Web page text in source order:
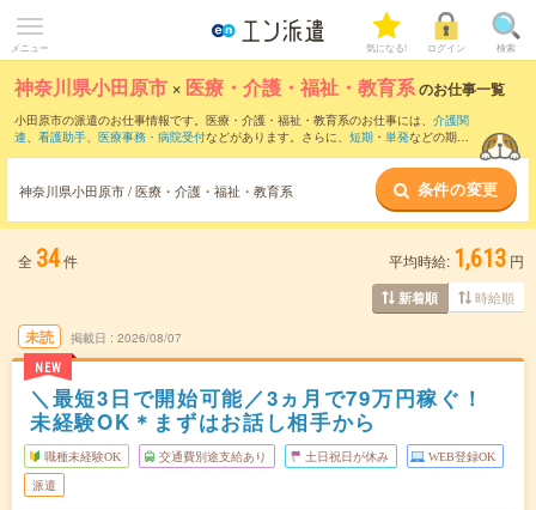
メニュー 気になる! ログイン 検索
神奈川県小田原市 × 医療・介護・福祉・教育系のお仕事一覧
小田原市の派遣のお仕事情報です。医療・介護・福祉・教育系のお仕事には、 介護関
連、 看護助手、 医療事務・病院受付などがあります。さらに、 短期 ・ 単発などの期間
神奈川県小田原市 / 医療・介護・福祉・教育系 条件の変更
全 34件 平均時給: 1,613 円
新着順 時給順
未読
NEW
掲載日 2026/08/07
＼最短3日で開始可能／3ヵ月で79万円稼ぐ！
未経験OK＊まずはお話し相手から
職種未経験OK 交通費別途支給あり 土日祝日が休み WEB登録OK
派遣